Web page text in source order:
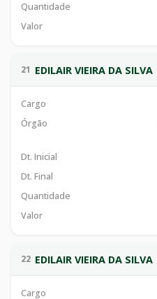
Quantidade
Valor
21 EDILAIR VIEIRA DA SILVA
Cargo
Órgão
Dt. Inicial
Dt. Final
Quantidade
Valor
22 EDILAIR VIEIRA DA SILVA
Cargo